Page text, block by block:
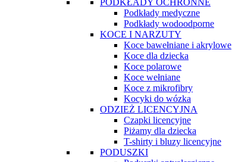
PODKŁADY OCHRONNE
Podkłady medyczne
Podkłady wodoodporne
KOCE I NARZUTY
Koce bawełniane i akrylowe
Koce dla dziecka
Koce polarowe
Koce wełniane
Koce z mikrofibry
Kocyki do wózka
ODZIEŻ LICENCYJNA
Czapki licencyjne
Piżamy dla dziecka
T-shirty i bluzy licencyjne
PODUSZKI